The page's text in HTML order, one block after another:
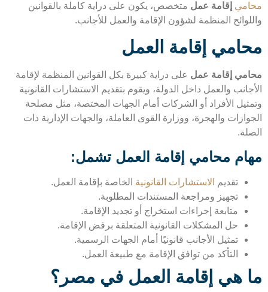
إقامة عمل متخصص، يكون على دراية كاملة بالقوانين
المنظمة لشؤون الإقامة والعمل للأجانب.
إقامة العمل
إقامة عمل على دراية كبيرة بكل القوانين المنظمة لإقامة
والعمل داخل الدولة، ويقوم بتقديم الاستشارات القانونية
الأفراد أو الشركات أمام الجهات المختصة، مثل مصلحة
والهجرة، ووزارة القوى العاملة، والجهات الإدارية ذات
محامي إقامة العمل تشمل:
تقديمالاستشارات القانونيةالخاصة بإقامة العمل.
تجهيز ومراجعة المستندات المطلوبة.
متابعة إجراءات استخراج أو تجديد الإقامة.
حل المشكلات القانونية المتعلقة برفض الإقامة.
تمثيل الأجانب قانونيًا أمام الجهات الرسمية.
التأكد من توافق الإقامة مع طبيعة العمل.
هي إقامة العمل في مصر؟